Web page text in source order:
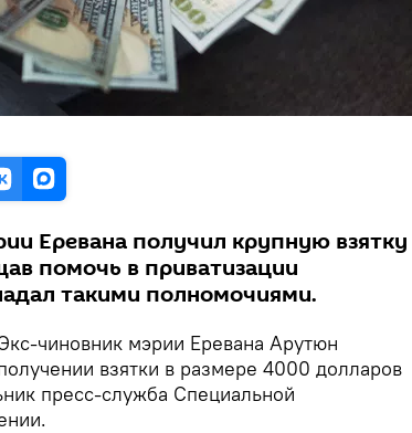
Еревана получил крупную взятку
помочь в приватизации
такими полномочиями.
чиновник мэрии Еревана Арутюн
взятки в размере 4000 долларов
пресс-служба Специальной